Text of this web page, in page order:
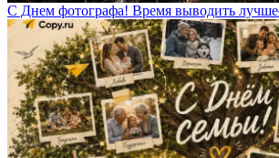
С Днем фотографа! Время выводить